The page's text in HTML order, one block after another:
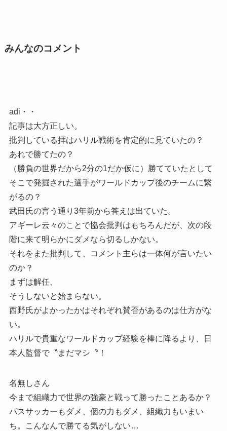
みんなのコメント
adi・・
記事は大方正しい。
批判している拝はハリル戦術を肯定的に見ていたの？
あれで勝てたの？
（勝負の世界だから2分の1だか仮に）勝てていたとして
そこで発掘された選手がワールドカップ後のチームに繋
がるの？
武田氏の言う通り3年前から答えは出ていた。
アギーレ云々のことで協会批判はもちろんだが、次の段
階に来て明らかにダメなら切るしかない。
それをまた批判して、コメント主らは一体何が言いたい
のか？
まずは解任、
そうしないと始まらない。
西野氏がよかったかはそれぞれ賛否があるのは仕方がな
い。
ハリルで貴重なワールドカップ経験を棒に降るより、日
本人監督で〝まだマシ〝！
名無しさん
今まで組織力で世界の強豪と戦って勝ったことあるか？
パスサッカーもダメ、個の力もダメ、組織力もいまい
ち。こんなんで勝てる気がしない…